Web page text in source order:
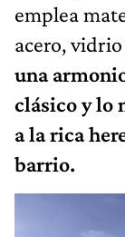
emplea
acero,
una
clásico y lo
a la rica
barrio.